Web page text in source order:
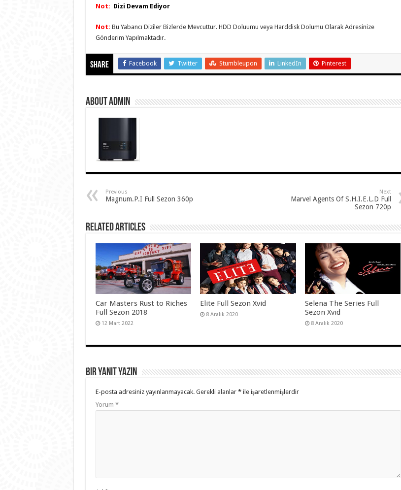
Not: Dizi Devam Ediyor
Not: Bu Yabancı Diziler Bizlerde Mevcuttur. HDD Doluumu veya Harddisk Dolumu Olarak Adresinize
Gönderim Yapılmaktadır.
Share Facebook Twitter Stumbleupon LinkedIn Pinterest
About Admin
Previous
Magnum.P.I Full Sezon 360p
Next
Marvel Agents Of S.H.I.E.L.D Full
Sezon 720p
Related Articles
Car Masters Rust to Riches
Full Sezon 2018
12 Mart 2022
Elite Full Sezon Xvid
8 Aralık 2020
Selena The Series Full
Sezon Xvid
8 Aralık 2020
Bir yanıt yazın
E-posta adresiniz yayınlanmayacak. Gerekli alanlar *ile işaretlenmişlerdir
Yorum *